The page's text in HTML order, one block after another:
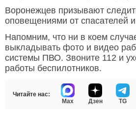
Воронежцев призывают
оповещениями от спасателей
Напомним, что ни в коем
выкладывать фото и видео
системы ПВО. Звоните 112 и
работы беспилотников.
Читайте нас:
Max
Дзен TG